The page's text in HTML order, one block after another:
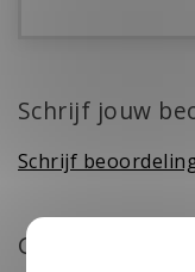
Schrijf jouw
Schrijf
Gerelateerde